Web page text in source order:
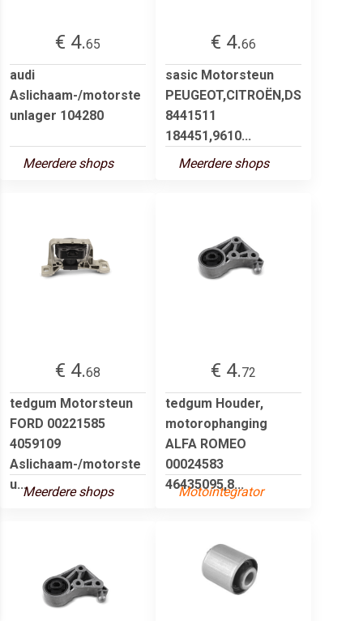
€ 4.65
audi
Aslichaam-/motorste
unlager 104280
Meerdere shops
€ 4.66
sasic Motorsteun
PEUGEOT,CITROËN,DS
8441511
184451,9610...
Meerdere shops
€ 4.68
tedgum Motorsteun
FORD 00221585
4059109
Aslichaam-/motorste
u...Meerdere shops
€ 4.72
tedgum Houder,
motorophanging
ALFA ROMEO
00024583
46435095,8...
Motointegrator